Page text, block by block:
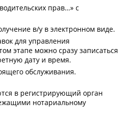
прав…» с
в/у в электронном виде.
для управления
этапе можно сразу записаться
дату и время.
обслуживания.
в регистрирующий орган
нотариальному